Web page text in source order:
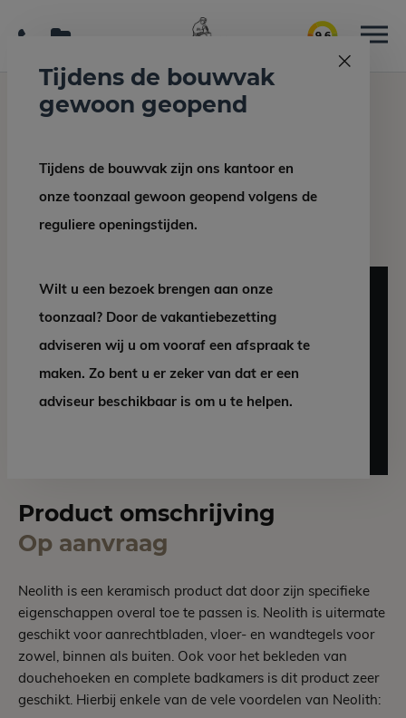
9.6
Home Interieur/bouw Neolith Nero vloer
Neolith Nero vloer
Product omschrijving
Op aanvraag
Neolith is een keramisch product dat door zijn specifieke
eigenschappen overal toe te passen is. Neolith is uitermate
geschikt voor aanrechtbladen, vloer- en wandtegels voor
zowel, binnen als buiten. Ook voor het bekleden van
douchehoeken en complete badkamers is dit product zeer
geschikt. Hierbij enkele van de vele voordelen van Neolith:
Tijdens de bouwvak
gewoon geopend
Tijdens de bouwvak zijn ons kantoor en
onze toonzaal gewoon geopend volgens de
reguliere openingstijden.
Wilt u een bezoek brengen aan onze
toonzaal? Door de vakantiebezetting
adviseren wij u om vooraf een afspraak te
maken. Zo bent u er zeker van dat er een
adviseur beschikbaar is om u te helpen.